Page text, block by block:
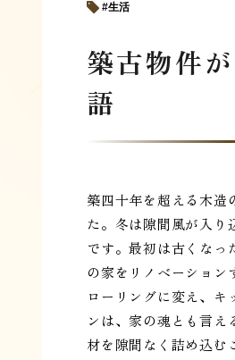
生活
築古物件
語
築四十年を超える木造
た。冬は隙間風が入り
です。最初は古くなっ
の家をリノベーション
ローリングに変え、
ンは、家の魂とも言
材を隙間なく詰め込む